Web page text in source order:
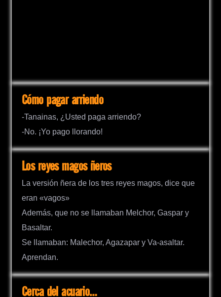
Cómo pagar arriendo
-Tanainas, ¿Usted paga arriendo?
-No. ¡Yo pago llorando!
Los reyes magos ñeros
La versión ñera de los tres reyes magos, dice que
eran «vagos»
Además, que no se llamaban Melchor, Gaspar y
Basaltar.
Se llamaban: Malechor, Agazapar y Va-asaltar.
Aprendan.
Cerca del acuario…